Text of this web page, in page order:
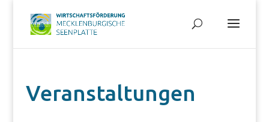
Veranstaltungen